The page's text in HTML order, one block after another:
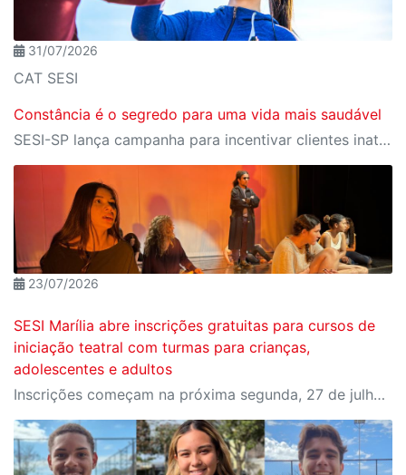
31/07/2026
CAT SESI
Constância é o segredo para uma vida mais saudável
SESI-SP lança campanha para incentivar clientes inativos a retomarem a prática de atividades físicas, esporte e lazer com benefícios exclusivos
23/07/2026
SESI Marília abre inscrições gratuitas para cursos de
iniciação teatral com turmas para crianças,
adolescentes e adultos
Inscrições começam na próxima segunda, 27 de julho e devem ser realizadas presencialmente no CAT SESI Marília